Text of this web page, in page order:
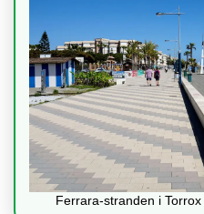
Ferrara-stranden i